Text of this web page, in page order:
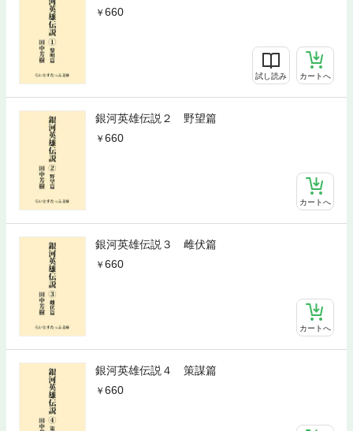
660
試し読み カートへ
銀河英雄伝説２ 野望篇
660
カートへ
銀河英雄伝説３ 雌伏篇
660
カートへ
銀河英雄伝説４ 策謀篇
660